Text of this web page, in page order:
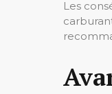
Les